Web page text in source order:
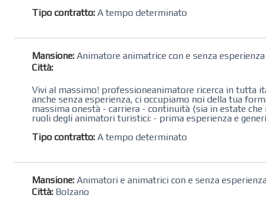
Tipo contratto: A tempo determinato
Mansione: Animatore animatrice con e senza esperienza
Città:
Vivi al massimo! professioneanimatore ricerca in tutta
anche senza esperienza, ci occupiamo noi della tua
massima onestà - carriera - continuità (sia in estate
ruoli degli animatori turistici: - prima esperienza e
Tipo contratto: A tempo determinato
Mansione: Animatori e animatrici con e senza
Città: Bolzano